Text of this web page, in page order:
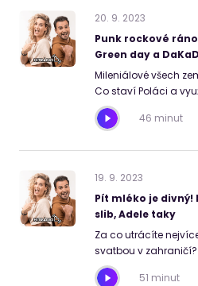
20. 9. 2023
Punk rockové ráno
Green day a
Mileniálové všech
Co staví Poláci a
46 minut
19. 9. 2023
Pít mléko je divný!
slib, Adele taky
Za co utrácíte
svatbou v zahraničí?
51 minut